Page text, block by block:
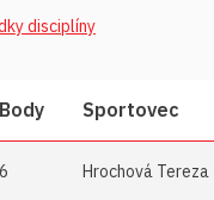
disciplíny
Body Sportovec
6 Hrochová Tereza